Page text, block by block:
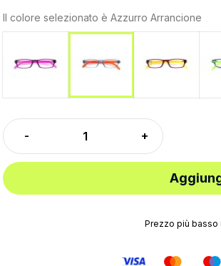
Il colore selezionato è Azzurro Arrancione
Prezzo più basso